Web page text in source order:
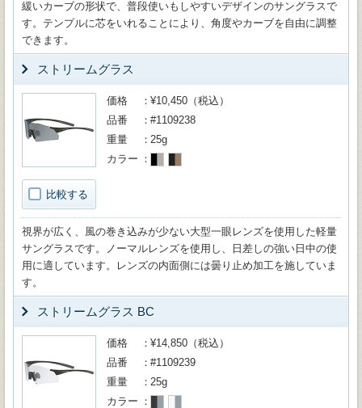
緩いカーブの形状で、普段使いもしやすいデザインのサングラスで
す。テンプルに芯をいれることにより、角度やカーブを自由に調整
できます。
ストリームグラス
比較する
価格
¥10,450（税込）
品番
#1109238
重量
25g
カラー
視界が広く、風の巻き込みが少ない大型一眼レンズを使用した軽量
サングラスです。ノーマルレンズを使用し、日差しの強い日中の使
用に適しています。レンズの内面側には曇り止め加工を施していま
す。
ストリームグラス BC
価格
¥14,850（税込）
品番
#1109239
重量
25g
カラー